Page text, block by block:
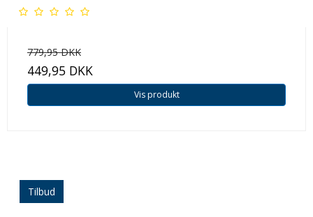
779,95 DKK
449,95 DKK
Vis produkt
Tilbud